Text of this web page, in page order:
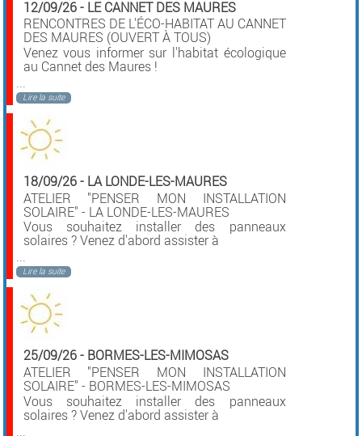
12/09/26- LE CANNET DES MAURES
RENCONTRES DE L'ÉCO-HABITAT AU CANNET
DES MAURES (OUVERT À TOUS)
Venez vous informer sur l'habitat écologique
au Cannet des Maures !
Lire la suite
18/09/26- LA LONDE-LES-MAURES
ATELIER "PENSER MON INSTALLATION
SOLAIRE" - LA LONDE-LES-MAURES
Vous souhaitez installer des panneaux
solaires ? Venez d'abord assister à
...
Lire la suite
25/09/26- BORMES-LES-MIMOSAS
ATELIER "PENSER MON INSTALLATION
SOLAIRE" - BORMES-LES-MIMOSAS
Vous souhaitez installer des panneaux
solaires ? Venez d'abord assister à